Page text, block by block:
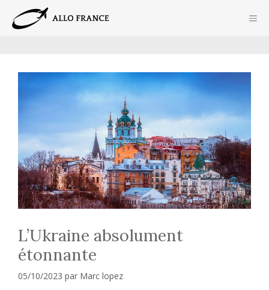
contenu
L’Ukraine absolument
étonnante
05/10/2023 par Marc lopez